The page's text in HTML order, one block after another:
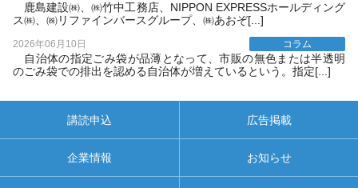
鹿島建設㈱、㈱竹中工務店、NIPPON EXPRESSホールディング
ス㈱、㈱リファインバースグループ、㈱あおぞ[...]
2026年06月10日 コラム
自治体の指定ごみ袋が品薄となって、市販の無色または半透明
のごみ袋での排出を認める自治体が増えているという。指定[...]
講読申込 広告掲載
企業情報 お知らせ